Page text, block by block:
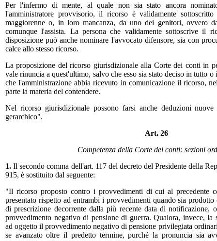
Per l'infermo di mente, al quale non sia stato ancora
l'amministratore provvisorio, il ricorso è validamente
maggiorenne o, in loro mancanza, da uno dei genitori, ovvero
comunque l'assista. La persona che validamente sottoscrive il
disposizione può anche nominare l'avvocato difensore, sia con
calce allo stesso ricorso.
La proposizione del ricorso giurisdizionale alla Corte dei conti in
vale rinuncia a quest'ultimo, salvo che esso sia stato deciso in tutto
che l'amministrazione abbia ricevuto in comunicazione il ricorso,
parte la materia del contendere.
Nel ricorso giurisdizionale possono farsi anche deduzioni
gerarchico".
Art. 26
Competenza della Corte dei conti: sezioni
1. Il secondo comma dell'art. 117 del decreto del Presidente della
915, è sostituito dal seguente:
"Il ricorso proposto contro i provvedimenti di cui al precedente
presentato rispetto ad entrambi i provvedimenti quando sia
di prescrizione decorrente dalla più recente data di notificazione,
provvedimento negativo di pensione di guerra. Qualora, invece, la
ad oggetto il provvedimento negativo di pensione privilegiata
se avanzato oltre il predetto termine, purché la pronuncia sia